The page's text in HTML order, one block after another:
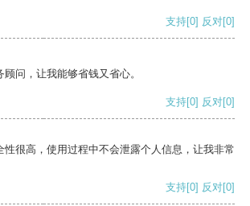
支持[0] 反对[0]
问，让我能够省钱又省心。
支持[0] 反对[0]
性很高，使用过程中不会泄露个人信息，让我非常
支持[0] 反对[0]